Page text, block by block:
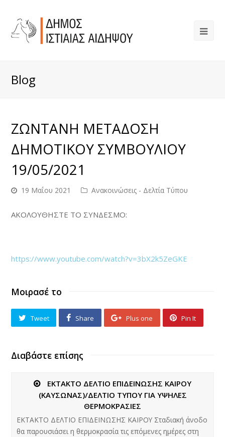
Blog
ΖΩΝΤΑΝΗ ΜΕΤΑΔΟΣΗ
ΔΗΜΟΤΙΚΟΥ ΣΥΜΒΟΥΛΙΟΥ
19/05/2021
19 Μαΐου 2021 Ανακοινώσεις - Δελτία Τύπου
ΑΚΟΛΟΥΘΗΣΤΕ ΤΟ ΣΥΝΔΕΣΜΟ:
https://www.youtube.com/watch?v=3bX2k5ZeGKE
Μοιρασέ το
Tweet Share Plus one Pin It
Διαβάστε επίσης
ΕΚΤΑΚΤΟ ΔΕΛΤΙΟ ΕΠΙΔΕΙΝΩΣΗΣ ΚΑΙΡΟΥ
(ΚΑΥΣΩΝΑΣ)/ΔΕΛΤΙΟ ΤΥΠΟΥ ΓΙΑ ΥΨΗΛΕΣ
ΘΕΡΜΟΚΡΑΣΙΕΣ
ΕΚΤΑΚΤΟ ΔΕΛΤΙΟ ΕΠΙΔΕΙΝΩΣΗΣ ΚΑΙΡΟΥ Σταδιακή άνοδο
θα παρουσιάσει η θερμοκρασία τις επόμενες ημέρες στη